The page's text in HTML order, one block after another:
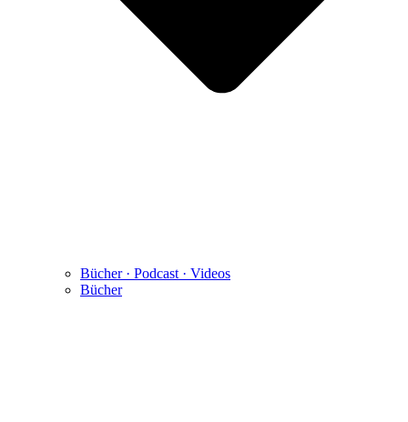
Bücher · Podcast · Videos
Bücher